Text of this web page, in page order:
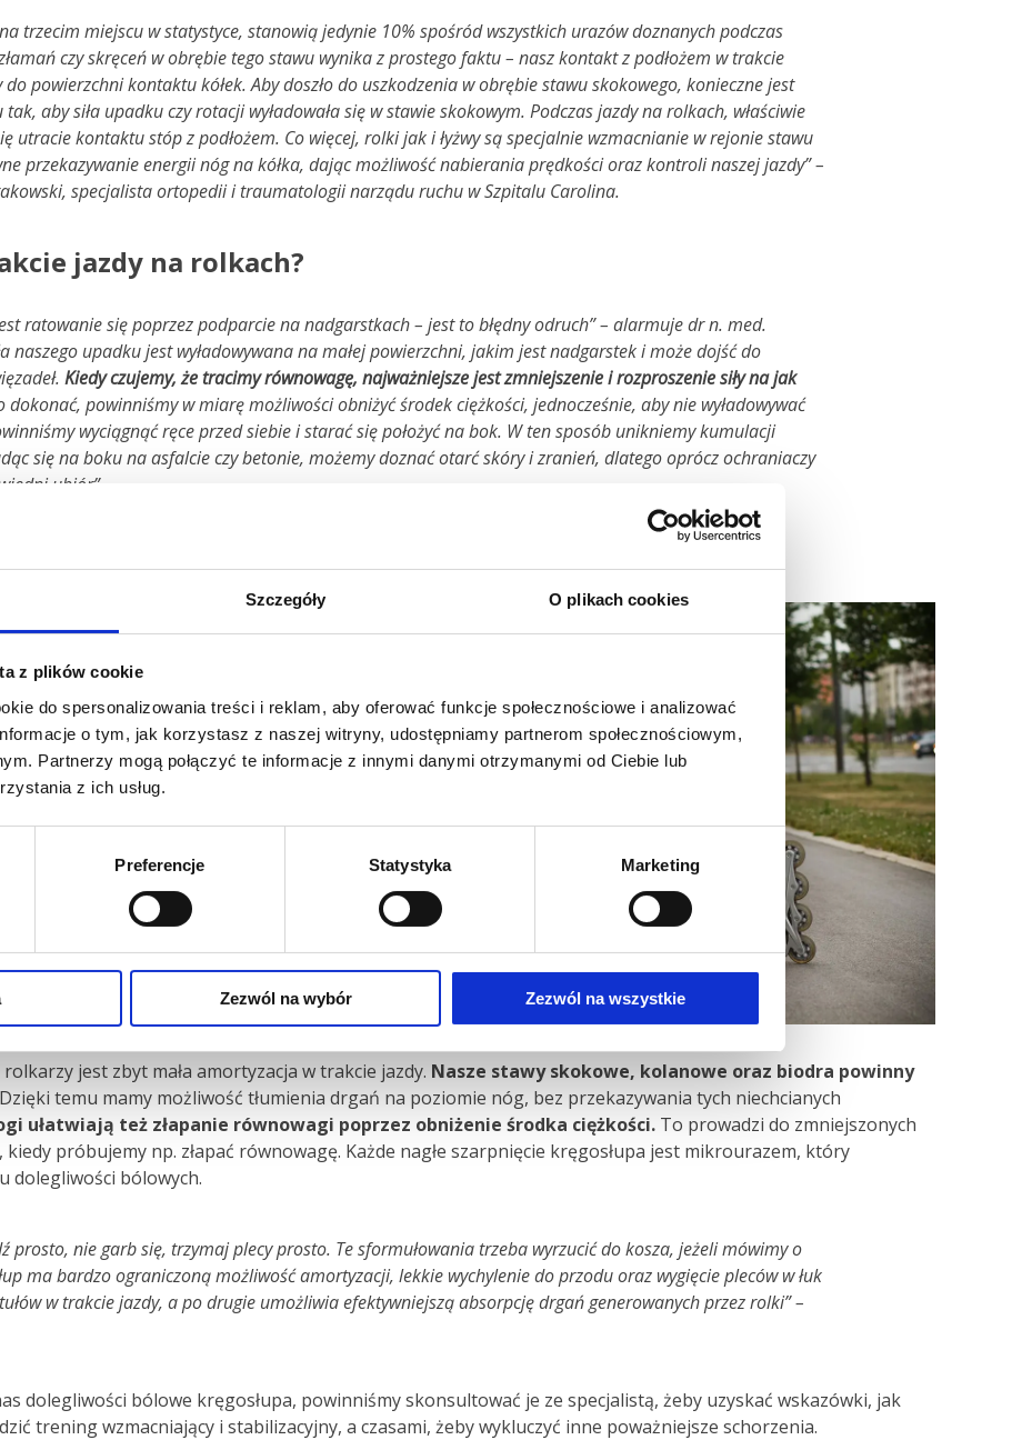
Szczegóły O plikach cookies
z plików cookie
do spersonalizowania treści i reklam, aby oferować funkcje społecznościowe i analizować
o tym, jak korzystasz z naszej witryny, udostępniamy partnerom społecznościowym,
Partnerzy mogą połączyć te informacje z innymi danymi otrzymanymi od Ciebie lub
z ich usług.
Preferencje Statystyka Marketing
Zezwól na wybór Zezwól na wszystkie
trzecim miejscu w statystyce, stanowią jedynie 10% spośród wszystkich urazów doznanych podczas
czy skręceń w obrębie tego stawu wynika z prostego faktu – nasz kontakt z podłożem w trakcie
powierzchni kontaktu kółek. Aby doszło do uszkodzenia w obrębie stawu skokowego, konieczne jest
aby siła upadku czy rotacji wyładowała się w stawie skokowym. Podczas jazdy na rolkach, właściwie
utracie kontaktu stóp z podłożem. Co więcej, rolki jak i łyżwy są specjalnie wzmacnianie w rejonie stawu
przekazywanie energii nóg na kółka, dając możliwość nabierania prędkości oraz kontroli naszej jazdy” –
specjalista ortopedii i traumatologii narządu ruchu w Szpitalu Carolina.
jazdy na rolkach?
ratowanie się poprzez podparcie na nadgarstkach – jest to błędny odruch” – alarmuje dr n. med.
naszego upadku jest wyładowywana na małej powierzchni, jakim jest nadgarstek i może dojść do
Kiedy czujemy, że tracimy równowagę, najważniejsze jest zmniejszenie i rozproszenie siły na jak
dokonać, powinniśmy w miarę możliwości obniżyć środek ciężkości, jednocześnie, aby nie wyładowywać
wyciągnąć ręce przed siebie i starać się położyć na bok. W ten sposób unikniemy kumulacji
się na boku na asfalcie czy betonie, możemy doznać otarć skóry i zranień, dlatego oprócz ochraniaczy
ubiór”.
rolkach
wśród osób
zauważa dr n. med.
aktywności.
podchodzić z
długo nie jeździliśmy na
się na długie
dystansów pozwoli
odpowiedniej
jest zbyt mała amortyzacja w trakcie jazdy. Nasze stawy skokowe, kolanowe oraz biodra powinny
Dzięki temu mamy możliwość tłumienia drgań na poziomie nóg, bez przekazywania tych niechcianych
ułatwiają też złapanie równowagi poprzez obniżenie środka ciężkości. To prowadzi do zmniejszonych
kiedy próbujemy np. złapać równowagę. Każde nagłe szarpnięcie kręgosłupa jest mikrourazem, który
dolegliwości bólowych.
prosto, nie garb się, trzymaj plecy prosto. Te sformułowania trzeba wyrzucić do kosza, jeżeli mówimy o
ma bardzo ograniczoną możliwość amortyzacji, lekkie wychylenie do przodu oraz wygięcie pleców w łuk
w trakcie jazdy, a po drugie umożliwia efektywniejszą absorpcję drgań generowanych przez rolki” –
dolegliwości bólowe kręgosłupa, powinniśmy skonsultować je ze specjalistą, żeby uzyskać wskazówki, jak
trening wzmacniający i stabilizacyjny, a czasami, żeby wykluczyć inne poważniejsze schorzenia.